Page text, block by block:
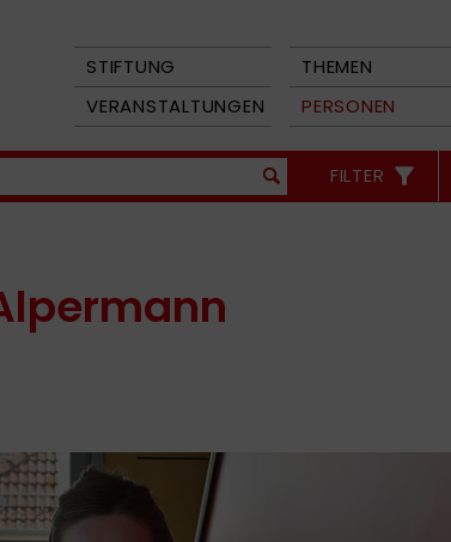
STIFTUNG THEMEN
VERANSTALTUNGEN
PERSONEN
FILTER